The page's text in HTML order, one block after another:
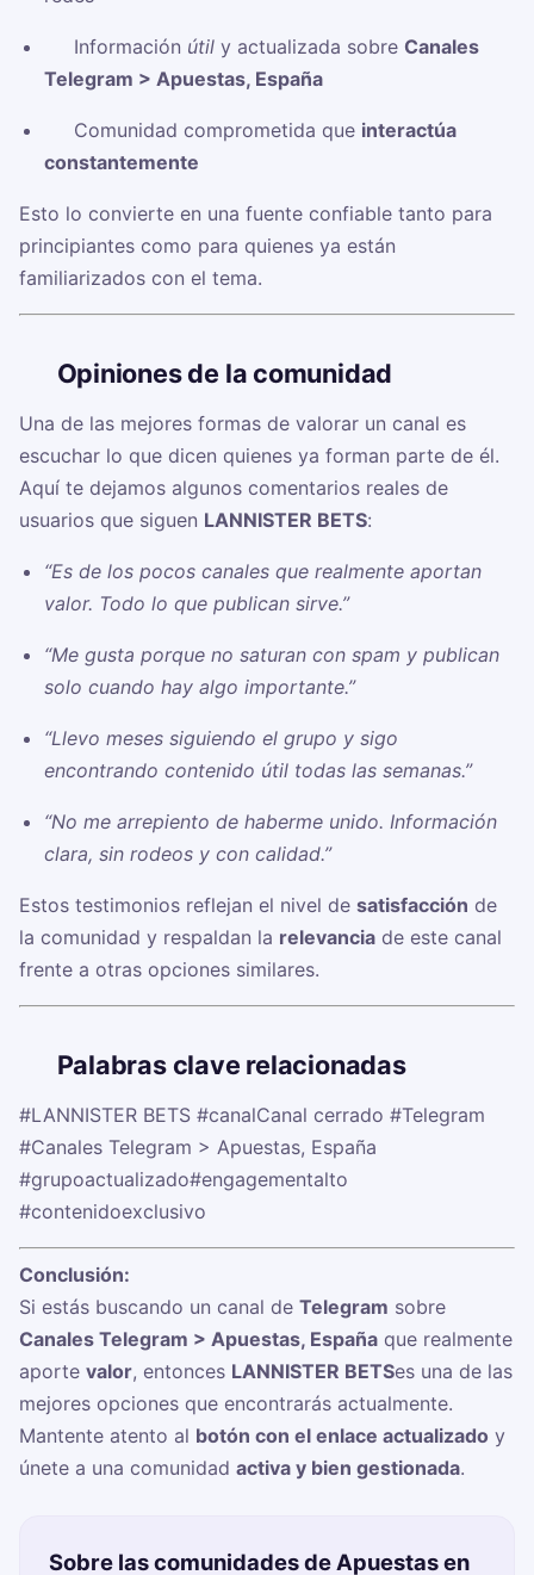
✅ Información útily actualizada sobre Canales
Telegram > Apuestas, España
✅ Comunidad comprometida que interactúa
constantemente
Esto lo convierte en una fuente confiable tanto para
principiantes como para quienes ya están
familiarizados con el tema.
Opiniones de la comunidad
Una de las mejores formas de valorar un canal es
escuchar lo que dicen quienes ya forman parte de él.
Aquí te dejamos algunos comentarios reales de
usuarios que siguen LANNISTER BETS:
“Es de los pocos canales que realmente aportan
valor. Todo lo que publican sirve.”
“Me gusta porque no saturan con spam y publican
solo cuando hay algo importante.”
“Llevo meses siguiendo el grupo y sigo
encontrando contenido útil todas las semanas.”
“No me arrepiento de haberme unido. Información
clara, sin rodeos y con calidad.”
Estos testimonios reflejan el nivel de satisfacción de
la comunidad y respaldan la relevancia de este canal
frente a otras opciones similares.
Palabras clave relacionadas
#LANNISTER BETS #canalCanal cerrado #Telegram
#Canales Telegram > Apuestas, España
#grupoactualizado#engagementalto
#contenidoexclusivo
Conclusión:
Si estás buscando un canal de Telegram sobre
Canales Telegram > Apuestas, España que realmente
aporte valor, entonces LANNISTER BETSes una de las
mejores opciones que encontrarás actualmente.
Mantente atento al botón con el enlace actualizado y
únete a una comunidad activa y bien gestionada.
Sobre las comunidades de Apuestas en